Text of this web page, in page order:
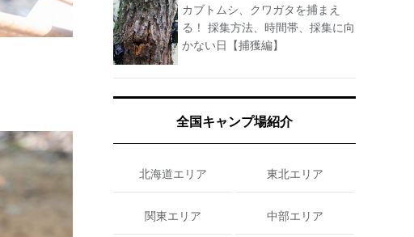
カブトムシ、クワガタを捕まえ
る！ 採集方法、時間帯、採集に向
かない日【捕獲編】
全国キャンプ場紹介
北海道エリア 東北エリア
関東エリア 中部エリア